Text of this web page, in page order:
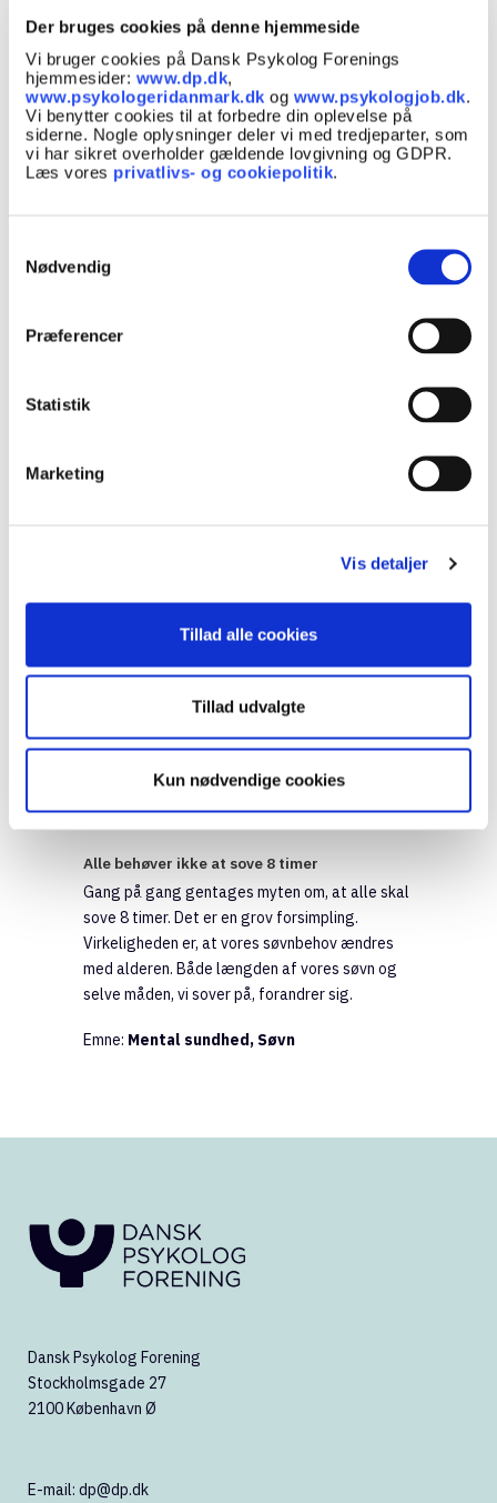
Der bruges cookies på denne hjemmeside
Vi bruger cookies på Dansk Psykolog Forenings
hjemmesider: www.dp.dk,
www.psykologeridanmark.dk og www.psykologjob.dk.
Vi benytter cookies til at forbedre din oplevelse på
siderne. Nogle oplysninger deler vi med tredjeparter, som
vi har sikret overholder gældende lovgivning og GDPR.
Læs vores privatlivs- og cookiepolitik.
Nødvendig
Præferencer
Statistik
Marketing
Vis detaljer
Tillad alle cookies
Tillad udvalgte
Kun nødvendige cookies
Emne:Mental sundhed, Søvn
Hjælp – min partner snorker
snorkende partner. Man kan føle sig fortvivlet
over, at partneren har så let ved at sove. Måske
har du prøvet alt. Få her et bud på, hvad du kan
Mental sundhed, Parforhold, Søvn
Alle behøver ikke at sove 8 timer
Gang på gang gentages myten om, at alle skal
sove 8 timer. Det er en grov forsimpling.
Virkeligheden er, at vores søvnbehov ændres
med alderen. Både længden af vores søvn og
selve måden, vi sover på, forandrer sig.
Emne: Mental sundhed, Søvn
Dansk Psykolog Forening
Stockholmsgade 27
2100 København Ø
E-mail: dp@dp.dk